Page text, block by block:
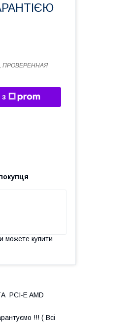
ПРОВЕРЕННАЯ
з
можете купити
PCI-E AMD
!!! ( Всі